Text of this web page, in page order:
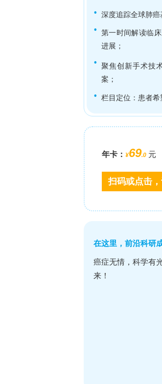
用流式细胞术进行细胞表
灌注性实验验证；应用定
（3R4F参比卷烟，1 L/
**原代细胞分离与芯片平
研究人员从宏观正常的肺
CD31磁珠分选的内皮细
下扩增，以防止自发内皮-
胞约97%为CD31 /
体处理和多巴胺涂层以增
尾胶原Ⅰ型制备细胞负载水
为验证周细胞对血管网络
成能力。结果显示，周细
内约10 μm直径的毛细血
保持至第12天，CD31表
构。值得注意的是，来自
供者的内皮细胞无法形成
PDGFRβ升高），则网络